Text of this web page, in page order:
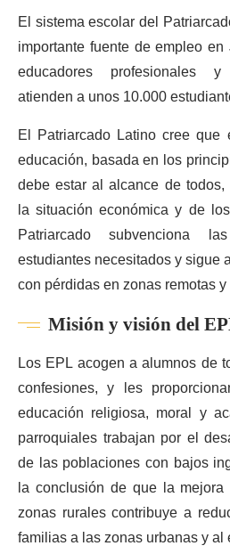
El sistema escolar del
importante fuente de empleo
educadores profesionales
atienden a unos 10.000
El Patriarcado Latino cree
educación, basada en los
debe estar al alcance de
la situación económica y de
Patriarcado subvenciona
estudiantes necesitados y sigue
con pérdidas en zonas remotas
Misión y visión del
Los EPL acogen a alumnos de
confesiones, y les
educación religiosa, moral y
parroquiales trabajan por el
de las poblaciones con bajos
la conclusión de que la
zonas rurales contribuye a
familias a las zonas urbanas y al